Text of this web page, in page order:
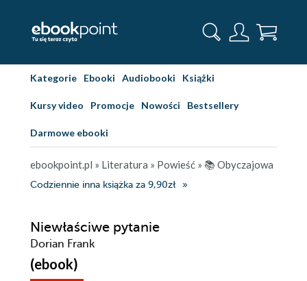
Kategorie Ebooki Audiobooki Książki
Kursy video Promocje Nowości Bestsellery
Darmowe ebooki
ebookpoint.pl » Literatura » Powieść » 📚 Obyczajowa
Codziennie inna książka za 9,90zł
Niewłaściwe pytanie
Dorian Frank
(ebook)